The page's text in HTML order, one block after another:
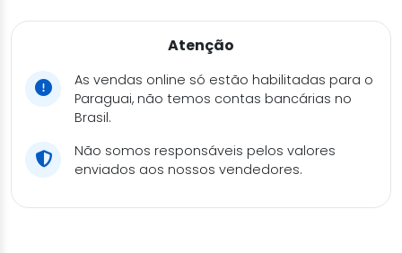
Atenção
As vendas online só estão habilitadas para o
Paraguai, não temos contas bancárias no
Brasil.
Não somos responsáveis pelos valores
enviados aos nossos vendedores.